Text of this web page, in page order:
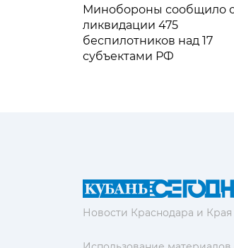
Минобороны сообщило
ликвидации 475
беспилотников над 17
субъектами РФ
Новости Краснодара и Края